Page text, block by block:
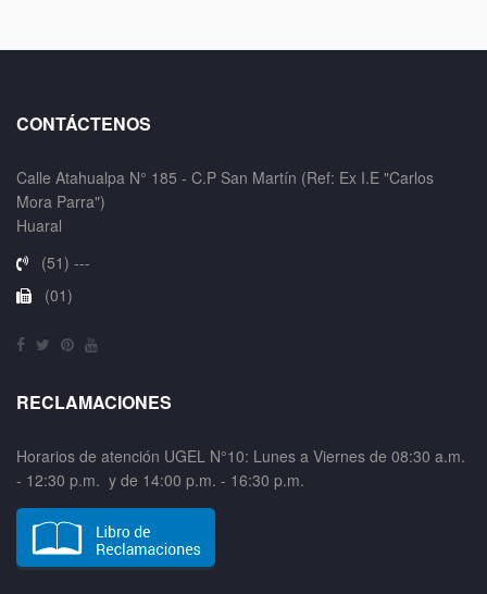
CONTÁCTENOS
Calle Atahualpa N° 185 - C.P San Martín (Ref: Ex I.E "Carlos
Mora Parra")
Huaral
(51) ---
(01)
RECLAMACIONES
Horarios de atención UGEL N°10: Lunes a Viernes de 08:30 a.m.
- 12:30 p.m. y de 14:00 p.m. - 16:30 p.m.